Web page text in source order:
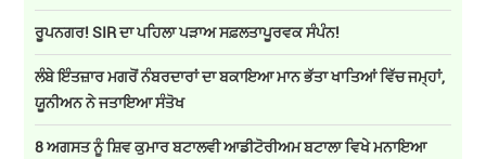
ਰੂਪਨਗਰ! SIR ਦਾ ਪਹਿਲਾ ਪੜਾਅ ਸਫ਼ਲਤਾਪੂਰਵਕ ਸੰਪੰਨ!
ਲੰਬੇ ਇੰਤਜ਼ਾਰ ਮਗਰੋਂ ਨੰਬਰਦਾਰਾਂ ਦਾ ਬਕਾਇਆ ਮਾਨ ਭੱਤਾ ਖਾਤਿਆਂ ਵਿੱਚ ਜਮ੍ਹਾਂ,
ਯੂਨੀਅਨ ਨੇ ਜਤਾਇਆ ਸੰਤੋਖ
8 ਅਗਸਤ ਨੂੰ ਸ਼ਿਵ ਕੁਮਾਰ ਬਟਾਲਵੀ ਆਡੀਟੋਰੀਅਮ ਬਟਾਲਾ ਵਿਖੇ ਮਨਾਇਆ